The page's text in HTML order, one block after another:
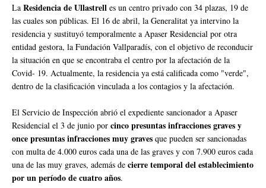
La Residencia de Ullastrell es un centro privado con 34 plazas, 19 de
las cuales son públicas. El 16 de abril, la Generalitat ya intervino la
residencia y sustituyó temporalmente a Apaser Residencial por otra
entidad gestora, la Fundación Vallparadís, con el objetivo de reconducir
la situación en que se encontraba el centro por la afectación de la
Covid- 19. Actualmente, la residencia ya está calificada como "verde",
dentro de la clasificación vinculada a los contagios y la afectación.
El Servicio de Inspección abrió el expediente sancionador a Apaser
Residencial el 3 de junio por cinco presuntas infracciones graves y
once presuntas infracciones muy graves que pueden ser sancionadas
con multa de 4.000 euros cada una de las graves y con 7.900 euros cada
una de las muy graves, además de cierre temporal del establecimiento
por un período de cuatro años.